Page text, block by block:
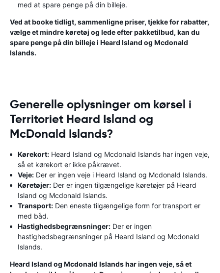
med at spare penge på din billeje.
Ved at booke tidligt, sammenligne priser, tjekke for rabatter,
vælge et mindre køretøj og lede efter pakketilbud, kan du
spare penge på din billeje i Heard Island og Mcdonald
Islands.
Generelle oplysninger om kørsel i
Territoriet Heard Island og
McDonald Islands?
Kørekort: Heard Island og Mcdonald Islands har ingen veje,
så et kørekort er ikke påkrævet.
Veje: Der er ingen veje i Heard Island og Mcdonald Islands.
Køretøjer: Der er ingen tilgængelige køretøjer på Heard
Island og Mcdonald Islands.
Transport: Den eneste tilgængelige form for transport er
med båd.
Hastighedsbegrænsninger: Der er ingen
hastighedsbegrænsninger på Heard Island og Mcdonald
Islands.
Heard Island og Mcdonald Islands har ingen veje, så et